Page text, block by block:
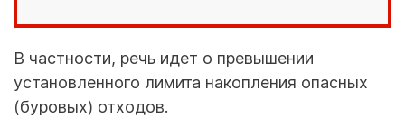
В частности, речь идет о превышении
установленного лимита накопления опасных
(буровых) отходов.